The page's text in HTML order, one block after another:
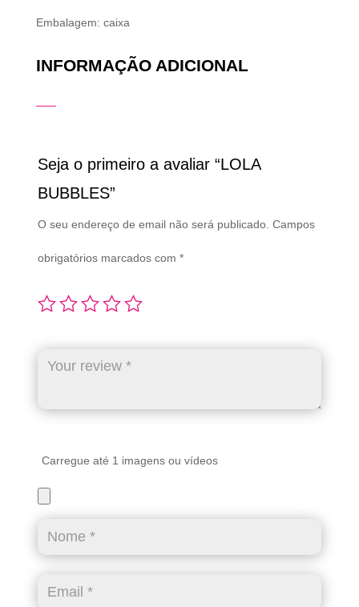
Embalagem: caixa
INFORMAÇÃO ADICIONAL
Seja o primeiro a avaliar “LOLA
BUBBLES”
O seu endereço de email não será publicado. Campos
obrigatórios marcados com *
Carregue até 1 imagens ou vídeos